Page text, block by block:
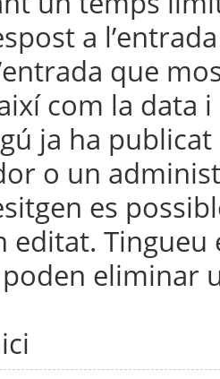
a
que
com la data
ja ha
o un
es
editat.
eliminar